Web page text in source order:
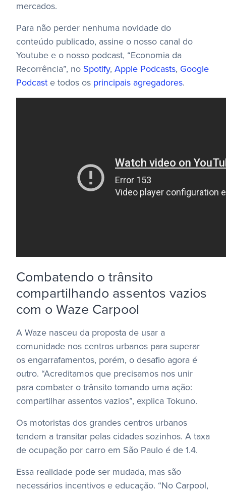
mercados.
Para não perder nenhuma novidade do
conteúdo publicado, assine o nosso canal do
Youtube e o nosso podcast, “Economia da
Recorrência”, no Spotify, Apple Podcasts, Google
Podcast e todos os principais agregadores.
Combatendo o trânsito
compartilhando assentos vazios
com o Waze Carpool
A Waze nasceu da proposta de usar a
comunidade nos centros urbanos para superar
os engarrafamentos, porém, o desafio agora é
outro. “Acreditamos que precisamos nos unir
para combater o trânsito tomando uma ação:
compartilhar assentos vazios”, explica Tokuno.
Os motoristas dos grandes centros urbanos
tendem a transitar pelas cidades sozinhos. A taxa
de ocupação por carro em São Paulo é de 1.4.
Essa realidade pode ser mudada, mas são
necessários incentivos e educação. “No Carpool,